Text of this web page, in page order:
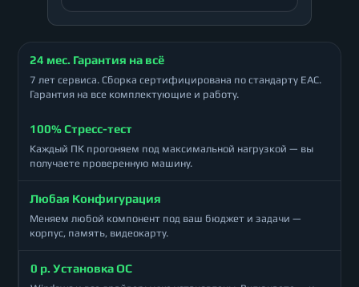
24 мес. Гарантия на всё
7 лет сервиса. Сборка сертифицирована по стандарту ЕАС.
Гарантия на все комплектующие и работу.
100% Стресс-тест
Каждый ПК прогоняем под максимальной нагрузкой — вы
получаете проверенную машину.
Любая Конфигурация
Меняем любой компонент под ваш бюджет и задачи —
корпус, память, видеокарту.
0 р. Установка ОС